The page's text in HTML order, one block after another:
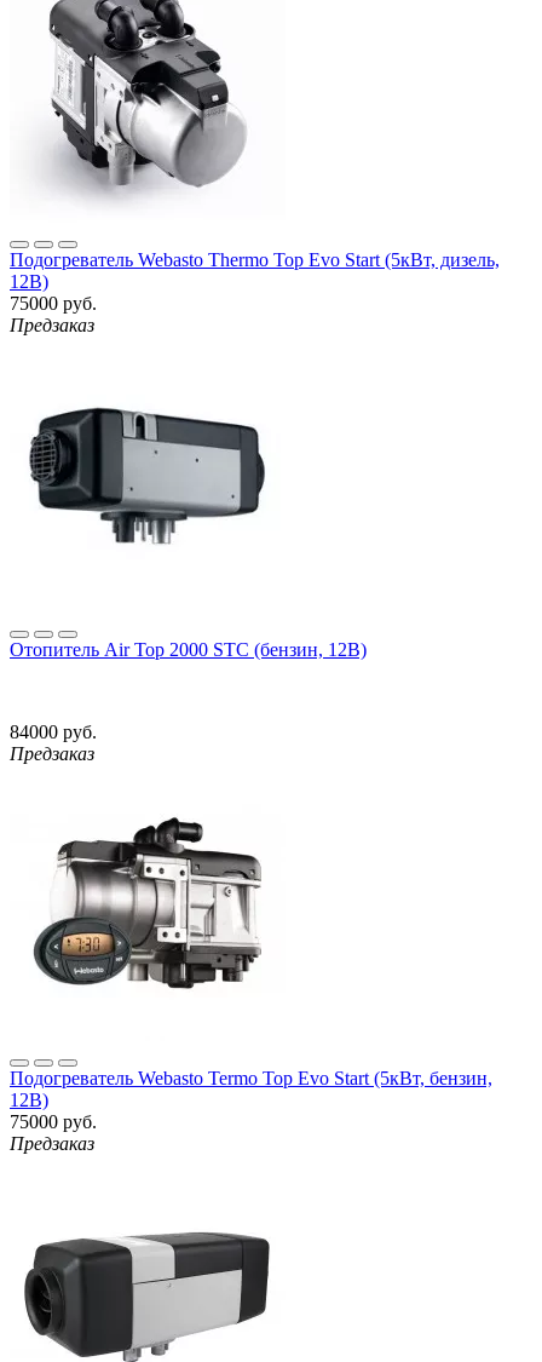
Подогреватель Webasto Thermo Top Evo Start (5кВт, дизель,
12В)
75000 руб.
Предзаказ
Отопитель Air Top 2000 STC (бензин, 12В)
84000 руб.
Предзаказ
Подогреватель Webasto Termo Top Evo Start (5кВт, бензин,
12В)
75000 руб.
Предзаказ